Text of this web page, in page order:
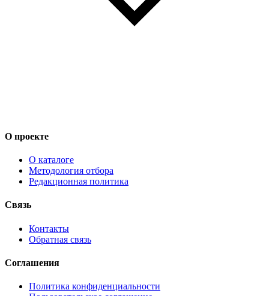
О проекте
О каталоге
Методология отбора
Редакционная политика
Связь
Контакты
Обратная связь
Соглашения
Политика конфиденциальности